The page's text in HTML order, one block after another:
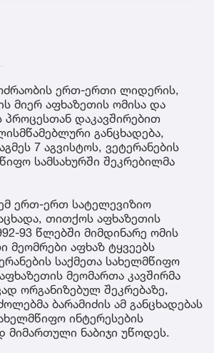
ერთ-ერთი ლიდერის,
მიერ აფხაზეთის ომისა და
პროცესთან დაკავშირებით
განცხადება,
7 აგვისტოს, ვეტერანების
სამსახურში შეკრებილმა
ერთ-ერთ სატელევიზიო
თითქოს აფხაზეთის
93 წლებში მიმდინარე ომის
აფხაზ ტყვეებს
საქმეთა სახელმწიფო
მეომართა კავშირმა
ორგანიზებულ შეკრებაზე,
ბარამიძის ამ განცხადებას
ინტერესების
მიმართული ნაბიჯი უწოდეს.